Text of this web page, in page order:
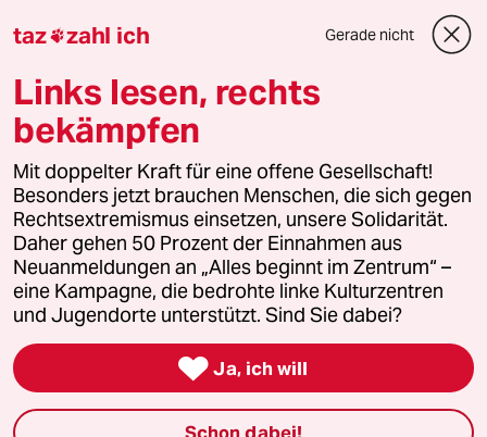
Downloads für Abonnierende
© 2026 taz Verlags und Vertriebs GmbH
Alle Rechte vorbehalten. Bei rechtlichen Fragen oder für Genehmigungen
wenden Sie sich bitte an
lizenzen@taz.de
Feedback Redaktionsstatut Kommune-Richtlinien
Leitlinie Informant Datenschutz Impressum AGB
Seitenwende Einwilligungen widerrufen (Ads)
taz zahl ich Gerade nicht
Links lesen, rechts
bekämpfen
Mit doppelter Kraft für eine offene Gesellschaft!
Besonders jetzt brauchen Menschen, die sich gegen
Rechtsextremismus einsetzen, unsere Solidarität.
Daher gehen 50 Prozent der Einnahmen aus
Neuanmeldungen an „Alles beginnt im Zentrum“ –
eine Kampagne, die bedrohte linke Kulturzentren
und Jugendorte unterstützt. Sind Sie dabei?
 Ja, ich will